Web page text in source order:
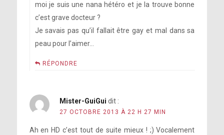
moi je suis une nana hétéro et je la trouve bonne
c’est grave docteur ?
Je savais pas qu’il fallait être gay et mal dans sa
peau pour l’aimer…
RÉPONDRE
Mister-GuiGui dit :
27 OCTOBRE 2013 À 22 H 27 MIN
Ah en HD c’est tout de suite mieux ! ;) Vocalement